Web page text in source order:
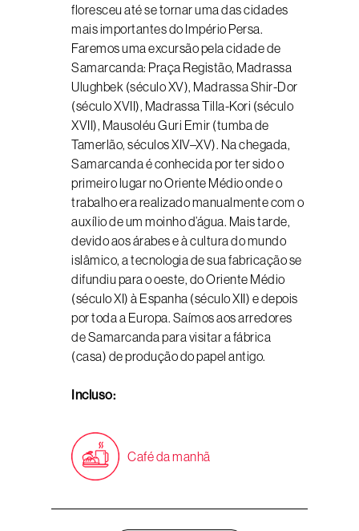
floresceu até se tornar uma das cidades
mais importantes do Império Persa.
Faremos uma excursão pela cidade de
Samarcanda: Praça Registão, Madrassa
Ulughbek (século XV), Madrassa Shir-Dor
(século XVII), Madrassa Tilla-Kori (século
XVII), Mausoléu Guri Emir (tumba de
Tamerlão, séculos XIV–XV). Na chegada,
Samarcanda é conhecida por ter sido o
primeiro lugar no Oriente Médio onde o
trabalho era realizado manualmente com o
auxílio de um moinho d’água. Mais tarde,
devido aos árabes e à cultura do mundo
islâmico, a tecnologia de sua fabricação se
difundiu para o oeste, do Oriente Médio
(século XI) à Espanha (século XII) e depois
por toda a Europa. Saímos aos arredores
de Samarcanda para visitar a fábrica
(casa) de produção do papel antigo.
Incluso:
Café da manhã